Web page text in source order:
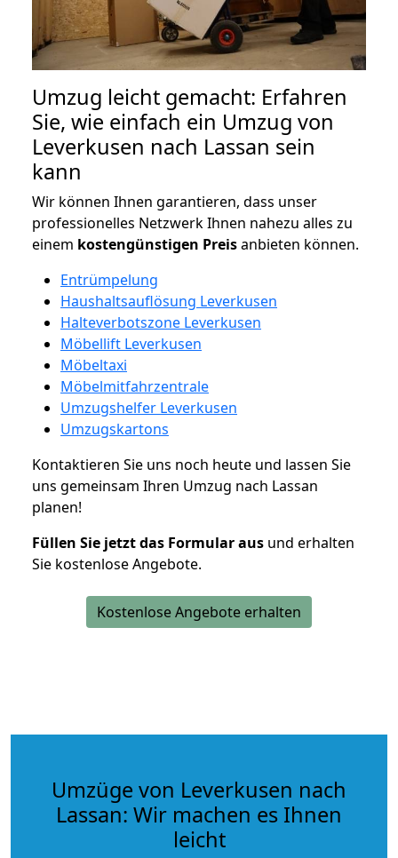
Umzug leicht gemacht: Erfahren
Sie, wie einfach ein Umzug von
Leverkusen nach Lassan sein
kann
Wir können Ihnen garantieren, dass unser
professionelles Netzwerk Ihnen nahezu alles zu
einem kostengünstigen Preisanbieten können.
Entrümpelung
Haushaltsauflösung Leverkusen
Halteverbotszone Leverkusen
Möbellift Leverkusen
Möbeltaxi
Möbelmitfahrzentrale
Umzugshelfer Leverkusen
Umzugskartons
Kontaktieren Sie uns noch heute und lassen Sie
uns gemeinsam Ihren Umzug nach Lassan
planen!
Füllen Sie jetzt das Formular aus und erhalten
Sie kostenlose Angebote.
Kostenlose Angebote erhalten
Umzüge von Leverkusen nach
Lassan: Wir machen es Ihnen
leicht